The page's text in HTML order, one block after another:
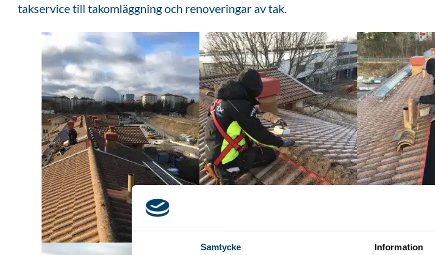
Samtycke Information
takservice till takomläggning och renoveringar av tak.